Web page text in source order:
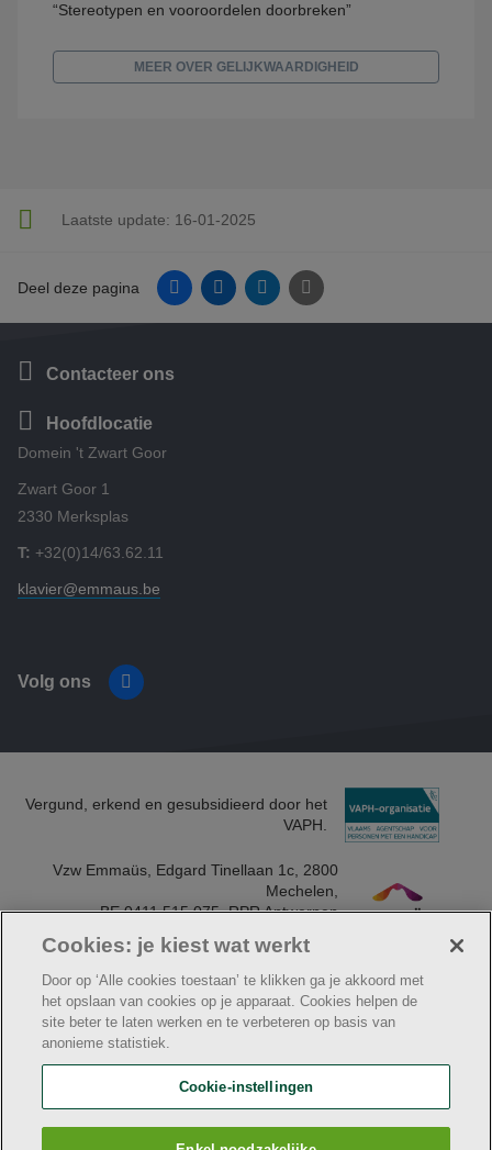
“Stereotypen en vooroordelen doorbreken”
MEER OVER GELIJKWAARDIGHEID
Laatste update: 16-01-2025
Deel deze pagina FacebookLinkedinTwitter E-mail
Contacteer ons
Hoofdlocatie
Domein 't Zwart Goor
Zwart Goor 1
2330 Merksplas
T: +32(0)14/63.62.11
klavier@emmaus.be
Volg ons Facebook
Vergund, erkend en gesubsidieerd door het
VAPH.
Vzw Emmaüs, Edgard Tinellaan 1c, 2800
Mechelen​,
BE 0411 515 075, RPR Antwerpen
© Klavier
Algemene aankoopvoorwaarden vzw Emmaüs
Cookie verklaring
Facturatiegegevens voor leveranciers
Webtoegankelijkheidsverklaring
Klavier maakt deel uit van
Cookies: je kiest wat werkt
Door op ‘Alle cookies toestaan’ te klikken ga je akkoord met
het opslaan van cookies op je apparaat. Cookies helpen de
site beter te laten werken en te verbeteren op basis van
anonieme statistiek.
Cookie-instellingen